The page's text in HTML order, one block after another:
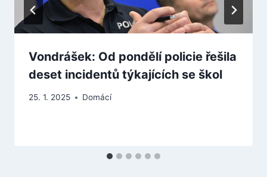
Vondrášek: Od pondělí policie řešila
deset incidentů týkajících se škol
25. 1. 2025 Domácí